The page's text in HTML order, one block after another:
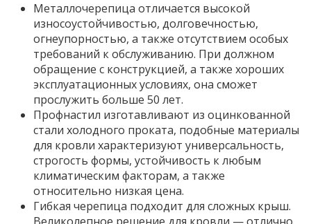
Металлочерепица отличается высокой
износоустойчивостью, долговечностью,
огнеупорностью, а также отсутствием особых
требований к обслуживанию. При должном
обращение с конструкцией, а также хороших
эксплуатационных условиях, она сможет
прослужить больше 50 лет.
Профнастил изготавливают из оцинкованной
стали холодного проката, подобные материалы
для кровли характеризуют универсальность,
строгость формы, устойчивость к любым
климатическим факторам, а также
относительно низкая цена.
Гибкая черепица подходит для сложных крыш.